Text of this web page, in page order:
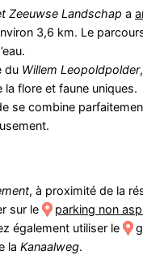
Zeeuwse Landschap a
3,6 km. Le
du Willem Leopoldpolder
flore et faune uniques.
se combine
, à proximité de la
sur le parking non
également utiliser le
la Kanaalweg.